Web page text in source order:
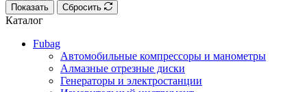
Показать Сбросить
Каталог
Fubag
Автомобильные компрессоры и манометры
Алмазные отрезные диски
Генераторы и электростанции